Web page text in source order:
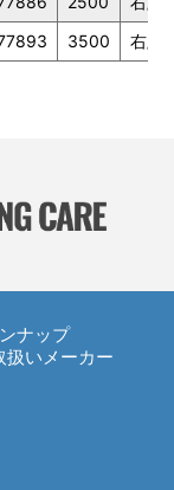
3500 右/左
ナップ
扱いメーカー